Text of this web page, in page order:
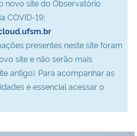
Inovações e Comunicações
novo site do Observatório
COVID-19:
presentes neste site foram
site e não serão mais
antigo). Para acompanhar as
é essencial acessar o